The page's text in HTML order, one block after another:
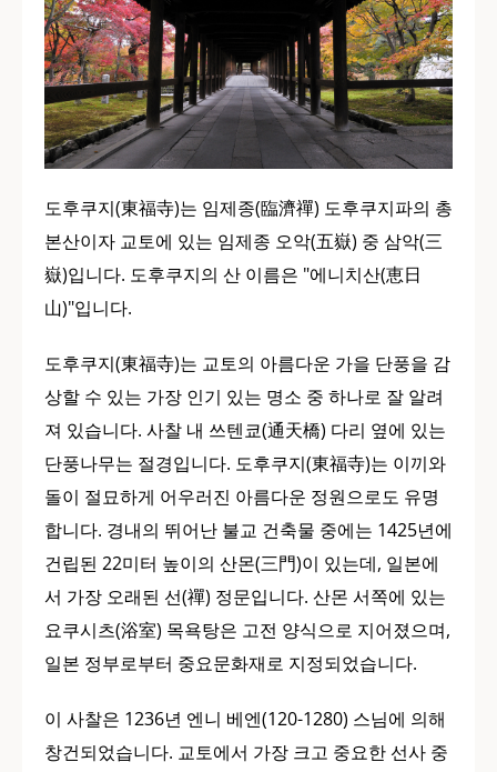
도후쿠지(東福寺)는 임제종(臨濟禪) 도후쿠지파의 총
본산이자 교토에 있는 임제종 오악(五嶽) 중 삼악(三
嶽)입니다. 도후쿠지의 산 이름은 "에니치산(恵日
山)"입니다.
도후쿠지(東福寺)는 교토의 아름다운 가을 단풍을 감
상할 수 있는 가장 인기 있는 명소 중 하나로 잘 알려
져 있습니다. 사찰 내 쓰텐쿄(通天橋) 다리 옆에 있는
단풍나무는 절경입니다. 도후쿠지(東福寺)는 이끼와
돌이 절묘하게 어우러진 아름다운 정원으로도 유명
합니다. 경내의 뛰어난 불교 건축물 중에는 1425년에
건립된 22미터 높이의 산몬(三門)이 있는데, 일본에
서 가장 오래된 선(禪) 정문입니다. 산몬 서쪽에 있는
요쿠시츠(浴室) 목욕탕은 고전 양식으로 지어졌으며,
일본 정부로부터 중요문화재로 지정되었습니다.
이 사찰은 1236년 엔니 베엔(120-1280) 스님에 의해
창건되었습니다. 교토에서 가장 크고 중요한 선사 중